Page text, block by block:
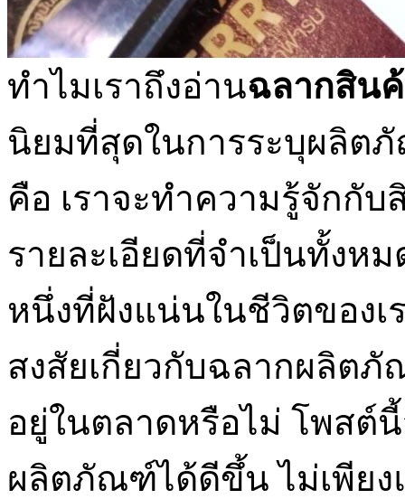
ทำไมเราถึงอ่านฉลากสิน
นิยมที่สุดในการระบุผลิ
คือ เราจะทำความรู้จักกั
รายละเอียดที่จำเป็นทั้งห
หนึ่งที่ฝังแน่นในชีวิตของเ
สงสัยเกี่ยวกับฉลากผลิต
อยู่ในตลาดหรือไม่ โพสต์
ผลิตภัณฑ์ได้ดีขึ้น ไม่เพีย